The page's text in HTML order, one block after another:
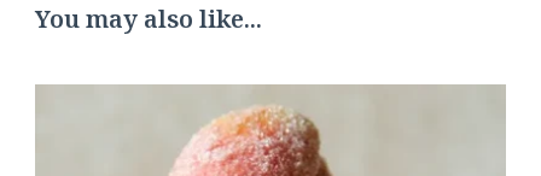
You may also like...